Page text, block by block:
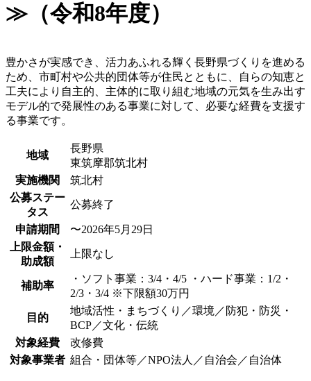
≫（令和8年度）
豊かさが実感でき、活力あふれる輝く長野県づくりを進める
ため、市町村や公共的団体等が住民とともに、自らの知恵と
工夫により自主的、主体的に取り組む地域の元気を生み出す
モデル的で発展性のある事業に対して、必要な経費を支援す
る事業です。
地域
長野県
東筑摩郡筑北村
実施機関
筑北村
公募ステー
タス
公募終了
申請期間
〜2026年5月29日
上限金額・
助成額
上限なし
補助率
・ソフト事業：3/4・4/5 ・ハード事業：1/2・
2/3・3/4 ※下限額30万円
目的
地域活性・まちづくり／環境／防犯・防災・
BCP／文化・伝統
対象経費
改修費
対象事業者 組合・団体等／NPO法人／自治会／自治体